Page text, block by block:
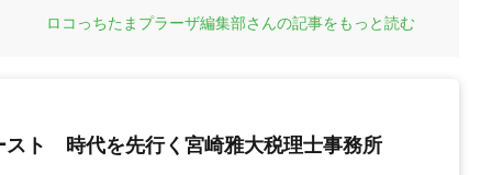
ロコっちたまプラーザ編集部さんの記事をもっと読む
スト 時代を先行く宮崎雅大税理士事務所